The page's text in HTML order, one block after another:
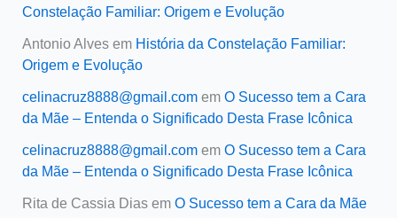
Constelação Familiar: Origem e Evolução
Antonio Alvesem História da Constelação Familiar:
Origem e Evolução
celinacruz8888@gmail.comem O Sucesso tem a Cara
da Mãe – Entenda o Significado Desta Frase Icônica
celinacruz8888@gmail.comem O Sucesso tem a Cara
da Mãe – Entenda o Significado Desta Frase Icônica
Rita de Cassia Diasem O Sucesso tem a Cara da Mãe